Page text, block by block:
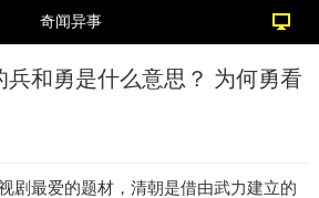
奇闻异事
兵和勇是什么意思？ 为何勇看
剧最爱的题材，清朝是借由武力建立的